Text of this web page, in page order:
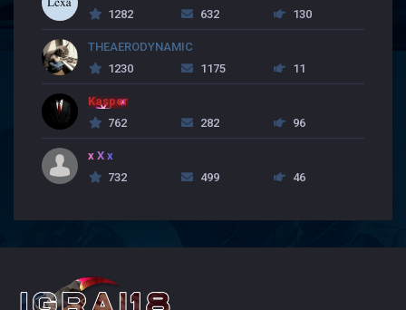
1282
632 130
THEAERODYNAMIC
1230
1175 11
Kasper
762
282 96
x X x
732
499 46